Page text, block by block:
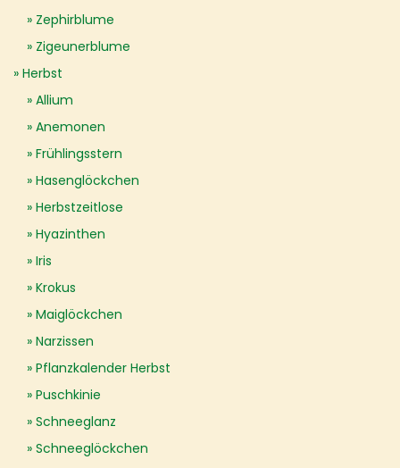
Zephirblume
Zigeunerblume
Herbst
Allium
Anemonen
Frühlingsstern
Hasenglöckchen
Herbstzeitlose
Hyazinthen
Iris
Krokus
Maiglöckchen
Narzissen
Pflanzkalender Herbst
Puschkinie
Schneeglanz
Schneeglöckchen